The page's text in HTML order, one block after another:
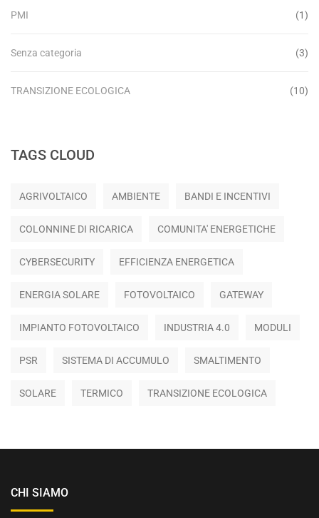
PMI (1)
Senza categoria (3)
TRANSIZIONE ECOLOGICA (10)
TAGS CLOUD
AGRIVOLTAICO AMBIENTE BANDI E INCENTIVI
COLONNINE DI RICARICA COMUNITA' ENERGETICHE
CYBERSECURITY EFFICIENZA ENERGETICA
ENERGIA SOLARE FOTOVOLTAICO GATEWAY
IMPIANTO FOTOVOLTAICO INDUSTRIA 4.0 MODULI
PSR SISTEMA DI ACCUMULO SMALTIMENTO
SOLARE TERMICO TRANSIZIONE ECOLOGICA
CHI SIAMO